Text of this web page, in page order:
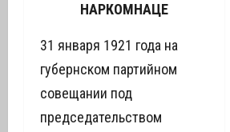
НАРКОМНАЦЕ
31 января 1921 года на
губернском партийном
совещании под
председательством